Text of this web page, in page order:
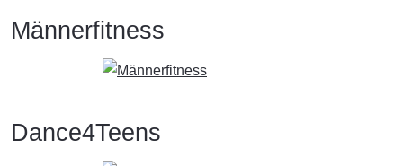
Männerfitness
Dance4Teens